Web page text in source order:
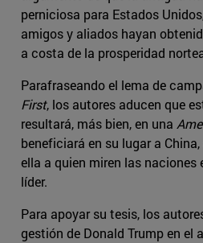
perniciosa para Estados
amigos y aliados hayan
a costa de la prosperidad
Parafraseando el lema de
First, los autores aducen que
resultará, más bien, en una
beneficiará en su lugar a
ella a quien miren las naciones
líder.
Para apoyar su tesis, los
gestión de Donald Trump en el